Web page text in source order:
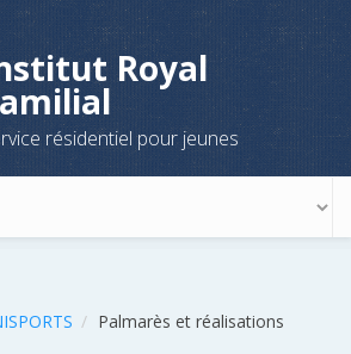
Royal
résidentiel pour jeunes
Palmarès et réalisations